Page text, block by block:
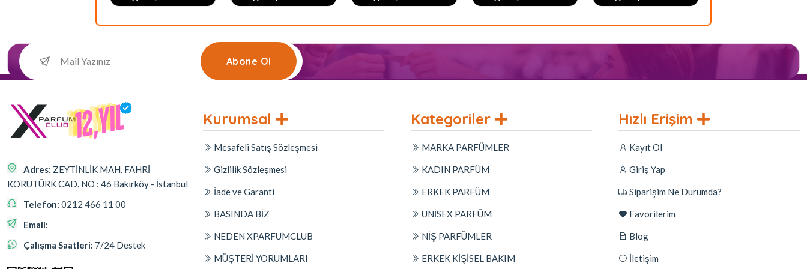
Abone Ol
Adres: ZEYTİNLİK MAH. FAHRİ
KORUTÜRK CAD. NO : 46 Bakırköy - İstanbul
Telefon: 0212 466 11 00
Email:
Çalışma Saatleri: 7/24 Destek
Kurumsal
Mesafeli Satış Sözleşmesi
Gizlilik Sözleşmesi
İade ve Garanti
BASINDA BİZ
NEDEN XPARFUMCLUB
MÜŞTERİ YORUMLARI
Kategoriler
MARKA PARFÜMLER
KADIN PARFÜM
ERKEK PARFÜM
UNİSEX PARFÜM
NİŞ PARFÜMLER
ERKEK KİŞİSEL BAKIM
Hızlı Erişim
Kayıt Ol
Giriş Yap
Siparişim Ne Durumda?
Favorilerim
Blog
İletişim